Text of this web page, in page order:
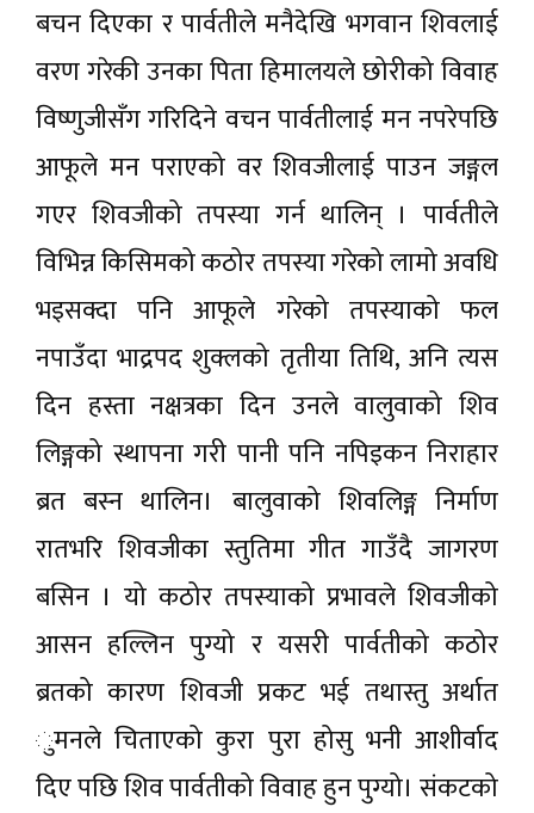
बचन दिएका र पार्वतीले मनैदेखि भगवान शिवलाई
वरण गरेकी उनका पिता हिमालयले छोरीको विवाह
विष्णुजीसँग गरिदिने वचन पार्वतीलाई मन नपरेपछि
आफूले मन पराएको वर शिवजीलाई पाउन जङ्गल
गएर शिवजीको तपस्या गर्न थालिन् । पार्वतीले
विभिन्न किसिमको कठोर तपस्या गरेको लामो अवधि
भइसक्दा पनि आफूले गरेको तपस्याको फल
नपाउँदा भाद्रपद शुक्लको तृतीया तिथि, अनि त्यस
दिन हस्ता नक्षत्रका दिन उनले वालुवाको शिव
लिङ्गको स्थापना गरी पानी पनि नपिइकन निराहार
ब्रत बस्न थालिन। बालुवाको शिवलिङ्ग निर्माण
रातभरि शिवजीका स्तुतिमा गीत गाउँदै जागरण
बसिन । यो कठोर तपस्याको प्रभावले शिवजीको
आसन हल्लिन पुग्यो र यसरी पार्वतीको कठोर
ब्रतको कारण शिवजी प्रकट भई तथास्तु अर्थात
ुमनले चिताएको कुरा पुरा होसु भनी आशीर्वाद
दिए पछि शिव पार्वतीको विवाह हुन पुग्यो। संकटको